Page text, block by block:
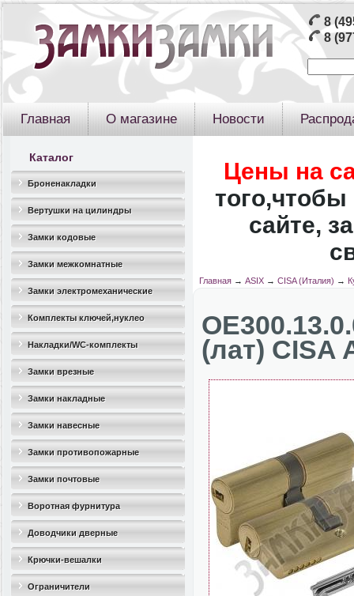
8
8
Главная О магазине Новости
Каталог
Броненакладки
Вертушки на цилиндры
Замки кодовые
Замки межкомнатные
Замки электромеханические
Комплекты ключей,нуклео
Накладки/WC-комплекты
Замки врезные
Замки накладные
Замки навесные
Замки противопожарные
Замки почтовые
Воротная фурнитура
Доводчики дверные
Крючки-вешалки
Ограничители
Цены на
того,чтобы
сайте,
Главная→ ASIX→ CISA (Италия) →
(лат) CISA